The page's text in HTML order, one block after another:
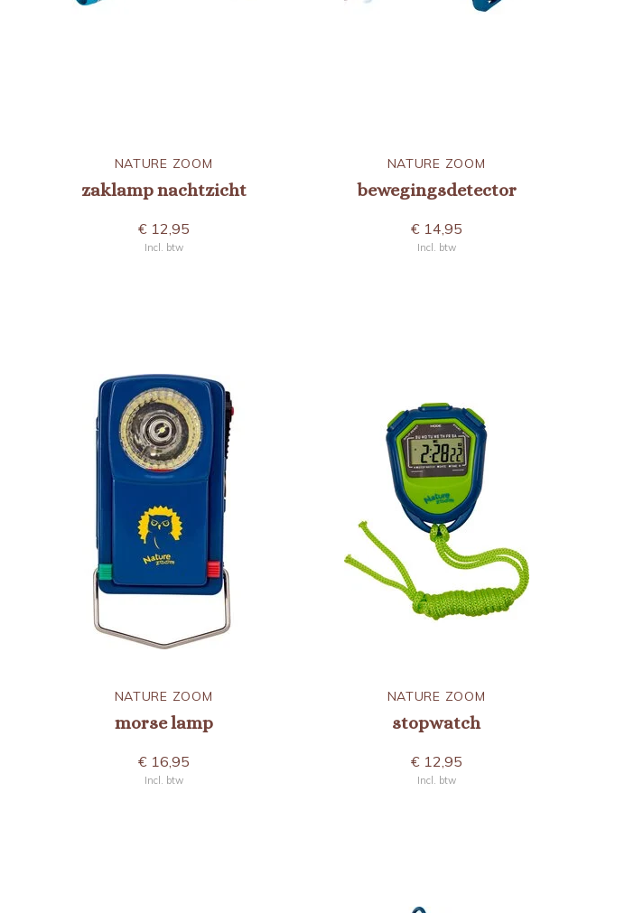
NATURE ZOOM
zaklamp nachtzicht
€ 12,95
Incl. btw
NATURE ZOOM
bewegingsdetector
€ 14,95
Incl. btw
NATURE ZOOM
morse lamp
€ 16,95
Incl. btw
NATURE ZOOM
stopwatch
€ 12,95
Incl. btw